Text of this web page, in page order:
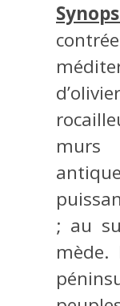
; au
mède.